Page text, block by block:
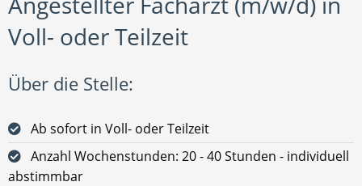
Voll- oder Teilzeit
Über die Stelle:
Ab sofort in Voll- oder Teilzeit
Anzahl Wochenstunden: 20 - 40 Stunden - individuell
abstimmbar